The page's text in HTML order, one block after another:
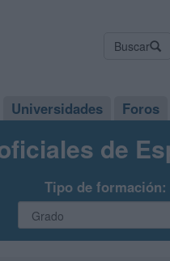
Buscar
Universidades Foros
de
Tipo de formación: